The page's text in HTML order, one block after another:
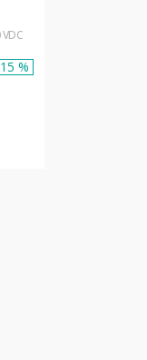
15 %